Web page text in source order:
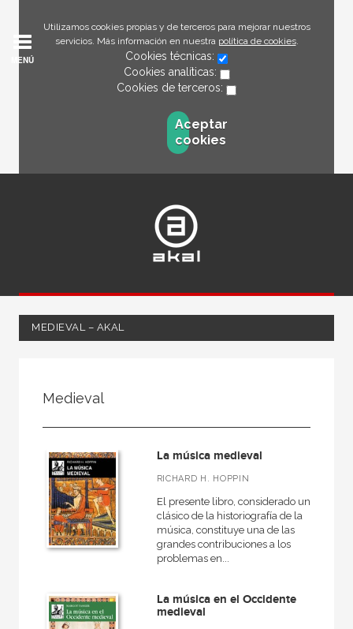
Utilizamos cookies propias y de terceros para mejorar nuestros
servicios. Más información en nuestra política de cookies.
Cookies técnicas:
Cookies analíticas:
Cookies de terceros:
Aceptar
cookies
MENÚ
MEDIEVAL – AKAL
Ciencias humanas y sociales
Música
Medieval
MATERIAS
Moderna
Medieval
La música medieval
RICHARD H. HOPPIN
El presente libro, considerado un
clásico de la historiografía de la
música, constituye una de las
grandes contribuciones a los
problemas en...
La música en el Occidente
medieval